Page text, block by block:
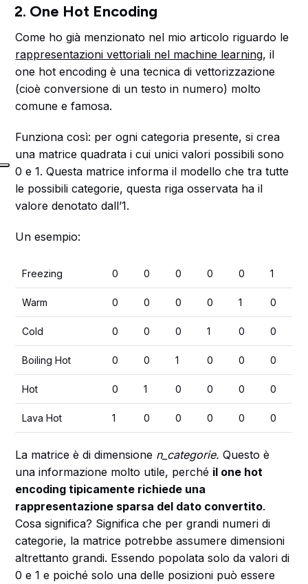
2. One Hot Encoding
Come ho già menzionato nel mio articolo riguardo le
rappresentazioni vettoriali nel machine learning, il
one hot encoding è una tecnica di vettorizzazione
(cioè conversione di un testo in numero) molto
comune e famosa.
Funziona così: per ogni categoria presente, si crea
una matrice quadrata i cui unici valori possibili sono
0 e 1. Questa matrice informa il modello che tra tutte
le possibili categorie, questa riga osservata ha il
valore denotato dall’1.
Un esempio:
Freezing 0 0 0 0 0 1
Warm 0 0 0 0 1 0
Cold 0 0 0 1 0 0
Boiling Hot 0 0 1 0 0 0
Hot 0 1 0 0 0 0
Lava Hot 1 0 0 0 0 0
La matrice è di dimensione n_categorie. Questo è
una informazione molto utile, perché il one hot
encoding tipicamente richiede una
rappresentazione sparsa del dato convertito.
Cosa significa? Significa che per grandi numeri di
categorie, la matrice potrebbe assumere dimensioni
altrettanto grandi. Essendo popolata solo da valori di
0 e 1 e poiché solo una delle posizioni può essere